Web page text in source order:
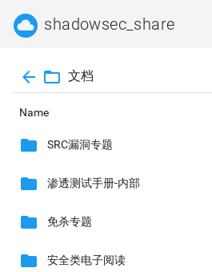
cloud_circle shadowsec_share
arrow_back folder_open 文档
Name
folder SRC漏洞专题
folder 渗透测试手册-内部
folder 免杀专题
folder 安全类电子阅读